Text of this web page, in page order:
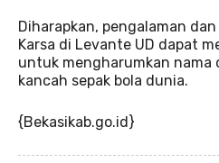
Diharapkan, pengalaman
Karsa di Levante UD dapat
untuk mengharumkan nama
kancah sepak bola dunia.
{Bekasikab.go.id}